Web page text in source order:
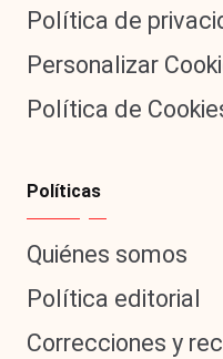
Política de
Personalizar
Política de
Políticas
Quiénes somos
Política editorial
Correcciones y